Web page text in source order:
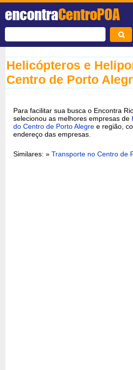
encontraCentroPOA
Helicópteros e
Centro de Porto
Para facilitar sua busca o Encontra
selecionou as melhores empresas de
do Centro de Porto Alegre e região,
endereço das empresas.
Similares: »Transporte no Centro de